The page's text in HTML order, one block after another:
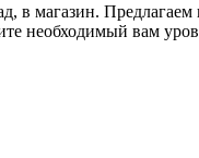
в магазин.
необходимый вам